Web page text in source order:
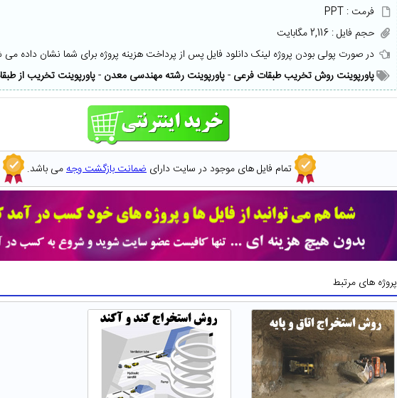
فرمت : PPT
حجم فایل : 2,116 مگابایت
در صورت پولی بودن پروژه لینک دانلود فایل پس از پرداخت هزینه پروژه برای شما نشان داده
پاورپوینت روش تخریب طبقات فرعی -پاورپوینت رشته مهندسی معدن -پاورپوینت تخریب از
تمام فایل های موجود در سایت دارای ضمانت بازگشت وجهمی باشد.
پروژه های مرتبط